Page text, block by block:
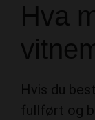
Hva
Hvis du
fullført og